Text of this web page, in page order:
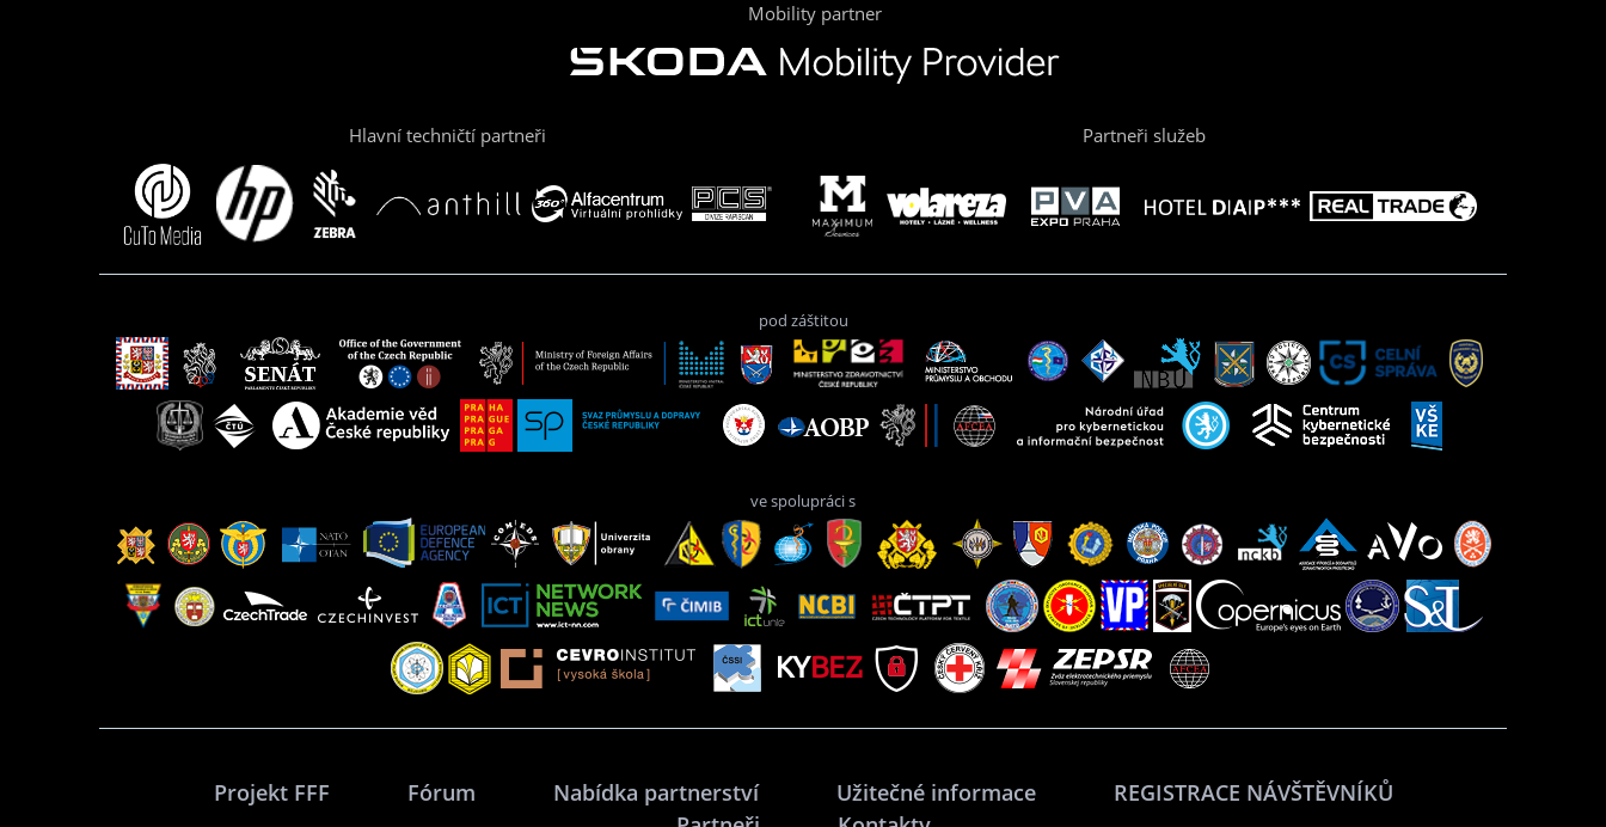
Mobility partner
Hlavní techničtí partneři Partneři služeb
pod záštitou
ve spolupráci s
Projekt FFF Fórum Nabídka partnerství Užitečné informace
REGISTRACE NÁVŠTĚVNÍKŮ